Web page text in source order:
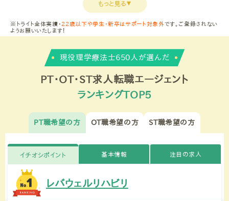
もっと見る ▼
※トライト全体実績・ 22歳以下や学生・新卒はサポート対象外です。ご登録されない
ようお願いいたします！
現役理学療法士650人が選んだ
PT・OT・ST求人転職エージェント
ランキングTOP5
PT職希望の方 OT職希望の方 ST職希望の方
イチオシポイント 基本情報 注目の求人
レバウェルリハビリ